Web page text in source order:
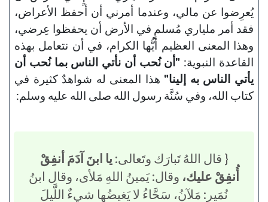
يُعرِضوا عن مالي، وعندما أمرني أن أحفظ الأعراض،
فقد أمر ملياري مُسلمٍ في الأرض أن يحفظوا عِرضي،
وهذا المعنى العظيم أيُّها الكرام، في أن نتعامل بهذه
القاعدة النبوية: "أن نُحب أن نأتي الناس بما نُحب أن
يأتي الناس به إلينا" هذا المعنى له شواهدٌ كثيرة في
كتاب الله، وفي سُنَّة رسول الله صلى الله عليه وسلم:
{ قال اللهُ تَبارَك وتَعالى: يا ابنَ آدَمَ أنفِقْ
أُنفِقْ عليك، وقال: يَمينُ اللهِ مَلأى، وقال ابنُ
نُمَيرٍ: مَلآنُ، سَحَّاءُ لا يَغيضُها شيءٌ اللَّيلَ